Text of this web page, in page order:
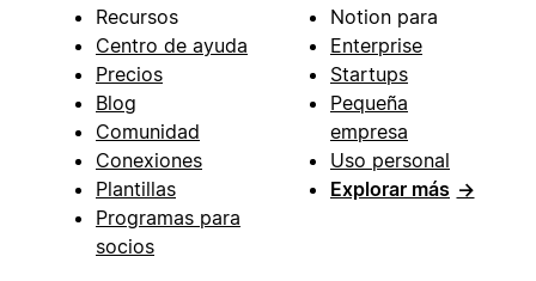
Recursos
Centro de ayuda
Precios
Blog
Comunidad
Conexiones
Plantillas
Programas para
socios
Notion para
Enterprise
Startups
Pequeña
empresa
Uso personal
Explorar más →